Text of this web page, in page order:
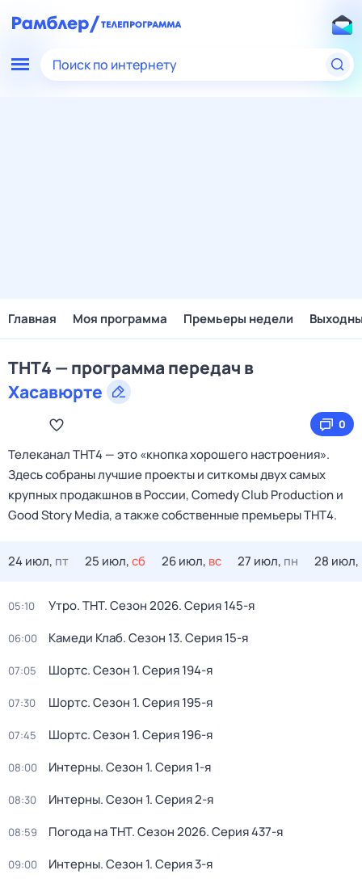
Поиск по интернету
Главная Моя программа Премьеры недели
ТНТ4 — программа передач в
Хасавюрте
0
Телеканал ТНТ4 — это «кнопка хорошего настроения».
Здесь собраны лучшие проекты и ситкомы двух самых
крупных продакшнов в России, Comedy Club Production и
Good Story Media, а также собственные премьеры ТНТ4.
24 июл, пт 25 июл,сб 26 июл, вс 27 июл, пн 28 июл,
05:10 Утро. ТНТ. Сезон 2026. Серия 145-я
06:00 Камеди Клаб. Сезон 13. Серия 15-я
07:05 Шортс. Сезон 1. Серия 194-я
07:30 Шортс. Сезон 1. Серия 195-я
07:45 Шортс. Сезон 1. Серия 196-я
08:00 Интерны. Сезон 1. Серия 1-я
08:30 Интерны. Сезон 1. Серия 2-я
08:59 Погода на ТНТ. Сезон 2026. Серия 437-я
09:00 Интерны. Сезон 1. Серия 3-я